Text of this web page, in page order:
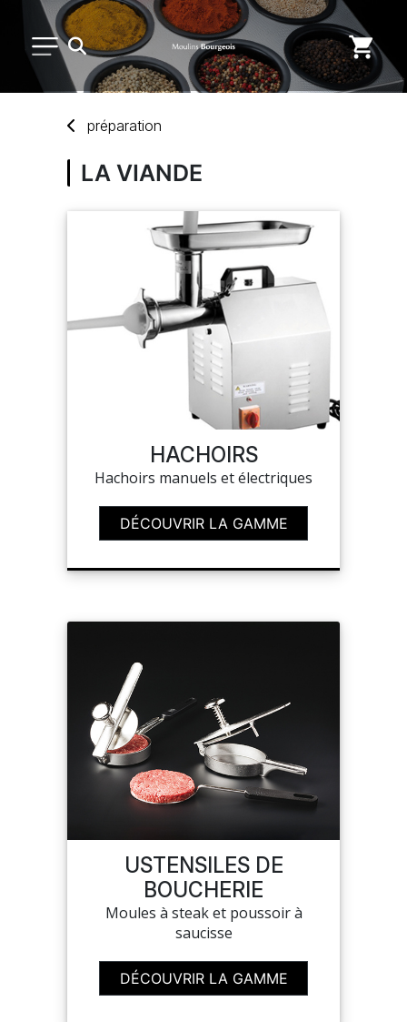
USAGE UNIQUE
DISTRIBUTION DE REPAS
NOUVEAUTÉS
MON COMPTE
MES LISTES
SUR-MESURE
préparation
LA VIANDE
HACHOIRS
Hachoirs manuels et électriques
DÉCOUVRIR LA GAMME
USTENSILES DE
BOUCHERIE
Moules à steak et poussoir à
saucisse
DÉCOUVRIR LA GAMME